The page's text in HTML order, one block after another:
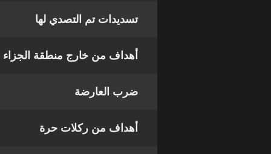
تسديدات تم التصدي لها
أهداف من خارج منطقة الجزاء
ضرب العارضة
أهداف من ركلات حرة